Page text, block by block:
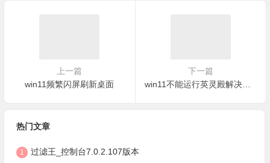
上一篇
win11频繁闪屏刷新桌面
下一篇
win11不能运行英灵殿解决方法
热门文章
1 过滤王_控制台7.0.2.107版本